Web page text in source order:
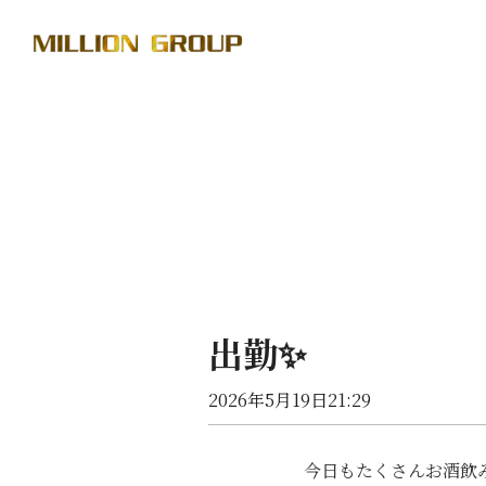
出勤✨
2026年5月19日21:29
今日もたくさんお酒飲